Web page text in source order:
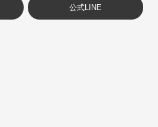
公式LINE